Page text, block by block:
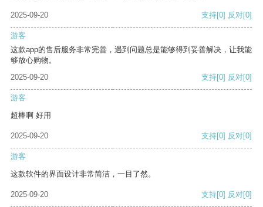
2025-09-20 支持[0] 反对[0]
游客
这款app的售后服务非常完善，遇到问题总是能够得到妥善解决，让我能
够放心购物。
2025-09-20
支持[0] 反对[0]
游客
超棒啊 好用
2025-09-20 支持[0] 反对[0]
游客
这款软件的界面设计非常简洁，一目了然。
2025-09-20 支持[0] 反对[0]